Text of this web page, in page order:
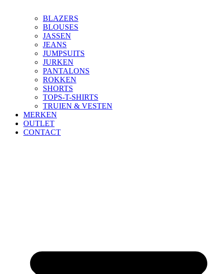
BLAZERS
BLOUSES
JASSEN
JEANS
JUMPSUITS
JURKEN
PANTALONS
ROKKEN
SHORTS
TOPS-T-SHIRTS
TRUIEN & VESTEN
MERKEN
OUTLET
CONTACT